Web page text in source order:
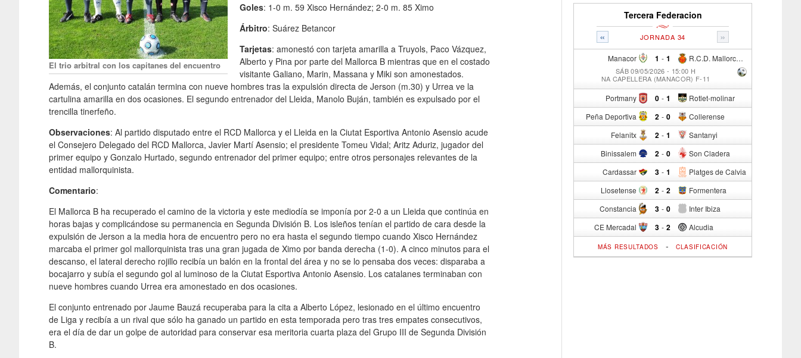
El trio arbitral con los capitanes del encuentro
Goles: 1-0 m. 59 Xisco Hernández; 2-0 m. 85 Ximo
Árbitro: Suárez Betancor
Tarjetas: amonestó con tarjeta amarilla a Truyols, Paco Vázquez,
Alberto y Pina por parte del Mallorca B mientras que en el costado
visitante Galiano, Marin, Massana y Miki son amonestados.
Además, el conjunto catalán termina con nueve hombres tras la expulsión directa de Jerson (m.30) y Urrea ve la
cartulina amarilla en dos ocasiones. El segundo entrenador del Lleida, Manolo Buján, también es expulsado por el
trencilla tinerfeño.
Observaciones: Al partido disputado entre el RCD Mallorca y el Lleida en la Ciutat Esportiva Antonio Asensio acude
el Consejero Delegado del RCD Mallorca, Javier Martí Asensio; el presidente Tomeu Vidal; Aritz Aduriz, jugador del
primer equipo y Gonzalo Hurtado, segundo entrenador del primer equipo; entre otros personajes relevantes de la
entidad mallorquinista.
Comentario:
El Mallorca B ha recuperado el camino de la victoria y este mediodía se imponía por 2-0 a un Lleida que continúa en
horas bajas y complicándose su permanencia en Segunda División B. Los isleños tenían el partido de cara desde la
expulsión de Jerson a la media hora de encuentro pero no era hasta el segundo tiempo cuando Xisco Hernández
marcaba el primer gol mallorquinista tras una gran jugada de Ximo por banda derecha (1-0). A cinco minutos para el
descanso, el lateral derecho rojillo recibía un balón en la frontal del área y no se lo pensaba dos veces: disparaba a
bocajarro y subía el segundo gol al luminoso de la Ciutat Esportiva Antonio Asensio. Los catalanes terminaban con
nueve hombres cuando Urrea era amonestado en dos ocasiones.
El conjunto entrenado por Jaume Bauzá recuperaba para la cita a Alberto López, lesionado en el último encuentro
de Liga y recibía a un rival que sólo ha ganado un partido en esta temporada pero tras tres empates consecutivos,
era el día de dar un golpe de autoridad para conservar esa meritoria cuarta plaza del Grupo III de Segunda División
B.
Tercera Federacion
« »
JORNADA 34
Manacor 1 - R.C.D. Mallorca Sad "B"
1
SÁB 09/05/2026 - 15:00 H
NA CAPELLERA (MANACOR) F-11
Portmany 0 - Rotlet-molinar
1
Peña Deportiva 2 - Collerense
0
Felanitx 2 - Santanyi
1
Binissalem 2 - Son Cladera
0
Cardassar 3 - Platges de Calvia
1
Llosetense 2 - Formentera
2
Constancia 3 - Inter Ibiza
0
CE Mercadal 3 - Alcudia
2
MÁS RESULTADOS - CLASIFICACIÓN